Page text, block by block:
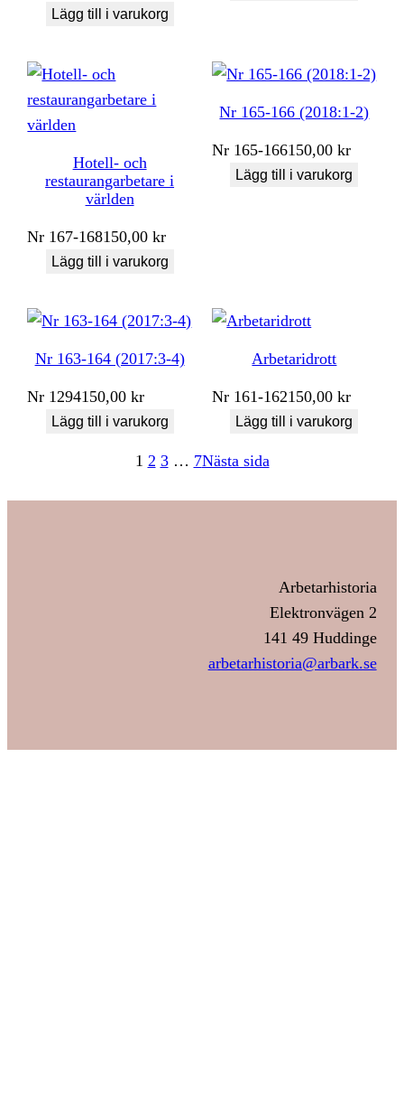
Lägg till i varukorg
Hotell- och
restaurangarbetare i
världen
Nr 167-168150,00kr
Lägg till i varukorg
Nr 165-166 (2018:1-2)
Nr 165-166150,00kr
Lägg till i varukorg
Nr 163-164 (2017:3-4)
Nr 1294150,00kr
Lägg till i varukorg
Arbetaridrott
Nr 161-162150,00kr
Lägg till i varukorg
1 2 3 … 7Nästa sida
Arbetarhistoria
Elektronvägen 2
141 49 Huddinge
arbetarhistoria@arbark.se